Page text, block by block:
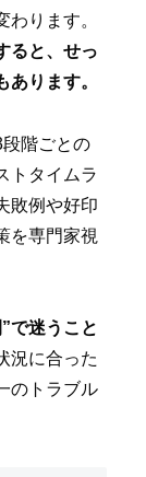
ります。
ると、せっ
ります。
階ごとの
トタイムラ
敗例や好印
を専門家視
で迷うこと
況に合った
のトラブル